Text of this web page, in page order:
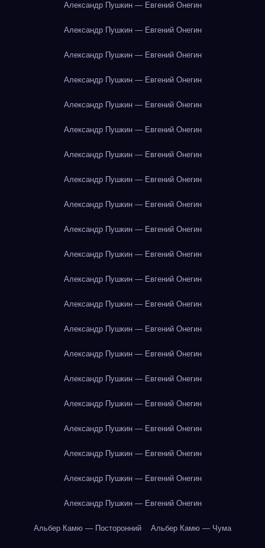
Александр Пушкин — Евгений Онегин
Александр Пушкин — Евгений Онегин
Александр Пушкин — Евгений Онегин
Александр Пушкин — Евгений Онегин
Александр Пушкин — Евгений Онегин
Александр Пушкин — Евгений Онегин
Александр Пушкин — Евгений Онегин
Александр Пушкин — Евгений Онегин
Александр Пушкин — Евгений Онегин
Александр Пушкин — Евгений Онегин
Александр Пушкин — Евгений Онегин
Александр Пушкин — Евгений Онегин
Александр Пушкин — Евгений Онегин
Александр Пушкин — Евгений Онегин
Александр Пушкин — Евгений Онегин
Александр Пушкин — Евгений Онегин
Александр Пушкин — Евгений Онегин
Александр Пушкин — Евгений Онегин
Александр Пушкин — Евгений Онегин
Александр Пушкин — Евгений Онегин
Александр Пушкин — Евгений Онегин
Альбер Камю — Посторонний Альбер Камю — Чума